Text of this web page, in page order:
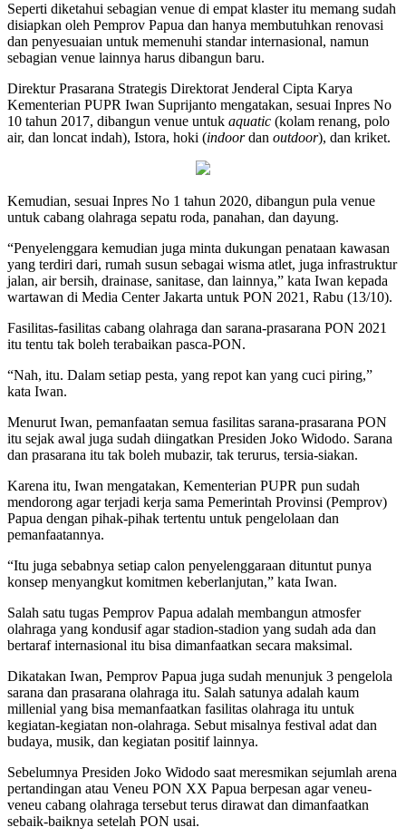
Seperti diketahui sebagian venue di empat klaster itu memang sudah
disiapkan oleh Pemprov Papua dan hanya membutuhkan renovasi
dan penyesuaian untuk memenuhi standar internasional, namun
sebagian venue lainnya harus dibangun baru.
Direktur Prasarana Strategis Direktorat Jenderal Cipta Karya
Kementerian PUPR Iwan Suprijanto mengatakan, sesuai Inpres No
10 tahun 2017, dibangun venue untuk aquatic (kolam renang, polo
air, dan loncat indah), Istora, hoki (indoordan outdoor), dan kriket.
Kemudian, sesuai Inpres No 1 tahun 2020, dibangun pula venue
untuk cabang olahraga sepatu roda, panahan, dan dayung.
“Penyelenggara kemudian juga minta dukungan penataan kawasan
yang terdiri dari, rumah susun sebagai wisma atlet, juga infrastruktur
jalan, air bersih, drainase, sanitase, dan lainnya,” kata Iwan kepada
wartawan di Media Center Jakarta untuk PON 2021, Rabu (13/10).
Fasilitas-fasilitas cabang olahraga dan sarana-prasarana PON 2021
itu tentu tak boleh terabaikan pasca-PON.
“Nah, itu. Dalam setiap pesta, yang repot kan yang cuci piring,”
kata Iwan.
Menurut Iwan, pemanfaatan semua fasilitas sarana-prasarana PON
itu sejak awal juga sudah diingatkan Presiden Joko Widodo. Sarana
dan prasarana itu tak boleh mubazir, tak terurus, tersia-siakan.
Karena itu, Iwan mengatakan, Kementerian PUPR pun sudah
mendorong agar terjadi kerja sama Pemerintah Provinsi (Pemprov)
Papua dengan pihak-pihak tertentu untuk pengelolaan dan
pemanfaatannya.
“Itu juga sebabnya setiap calon penyelenggaraan dituntut punya
konsep menyangkut komitmen keberlanjutan,” kata Iwan.
Salah satu tugas Pemprov Papua adalah membangun atmosfer
olahraga yang kondusif agar stadion-stadion yang sudah ada dan
bertaraf internasional itu bisa dimanfaatkan secara maksimal.
Dikatakan Iwan, Pemprov Papua juga sudah menunjuk 3 pengelola
sarana dan prasarana olahraga itu. Salah satunya adalah kaum
millenial yang bisa memanfaatkan fasilitas olahraga itu untuk
kegiatan-kegiatan non-olahraga. Sebut misalnya festival adat dan
budaya, musik, dan kegiatan positif lainnya.
Sebelumnya Presiden Joko Widodo saat meresmikan sejumlah arena
pertandingan atau Veneu PON XX Papua berpesan agar veneu-
veneu cabang olahraga tersebut terus dirawat dan dimanfaatkan
sebaik-baiknya setelah PON usai.